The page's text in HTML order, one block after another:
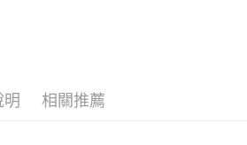
明 相關推薦